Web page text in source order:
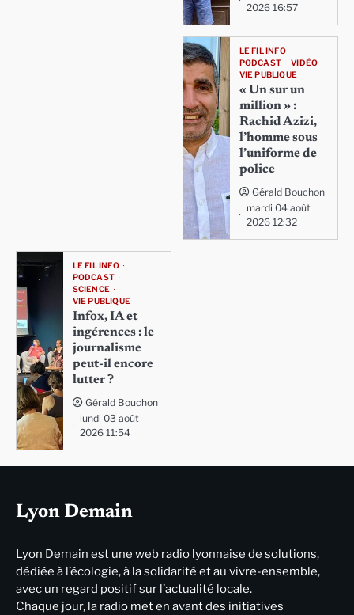
2026 16:57
LE FIL INFO
PODCAST
VIDÉO
VIE PUBLIQUE
« Un sur un
million » :
Rachid Azizi,
l’homme sous
l’uniforme de
police
Gérald Bouchon
mardi 04 août
2026 12:32
LE FIL INFO
PODCAST
SCIENCE
VIE PUBLIQUE
Infox, IA et
ingérences : le
journalisme
peut-il encore
lutter ?
Gérald Bouchon
lundi 03 août
2026 11:54
Lyon Demain
Lyon Demain est une web radio lyonnaise de solutions,
dédiée à l’écologie, à la solidarité et au vivre-ensemble,
avec un regard positif sur l’actualité locale.
Chaque jour, la radio met en avant des initiatives